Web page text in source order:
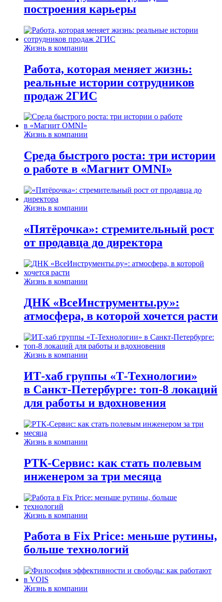
построения карьеры
Жизнь в компании
Работа, которая меняет жизнь:
реальные истории сотрудников
продаж 2ГИС
Жизнь в компании
Среда быстрого роста: три истории
о работе в «Магнит OMNI»
Жизнь в компании
«Пятёрочка»: стремительный рост
от продавца до директора
Жизнь в компании
ДНК «ВсеИнструменты.ру»:
атмосфера, в которой хочется расти
Жизнь в компании
ИТ-хаб группы «Т-Технологии»
в Санкт-Петербурге: топ-8 локаций
для работы и вдохновения
Жизнь в компании
РТК-Сервис: как стать полевым
инженером за три месяца
Жизнь в компании
Работа в Fix Price: меньше рутины,
больше технологий
Жизнь в компании